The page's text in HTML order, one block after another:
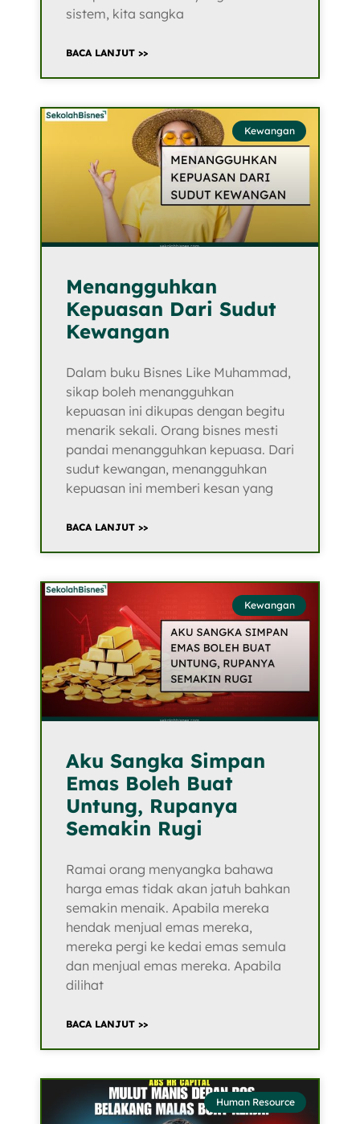
sistem, kita sangka
BACA LANJUT >>
Kewangan
Menangguhkan
Kepuasan Dari Sudut
Kewangan
Dalam buku Bisnes Like Muhammad,
sikap boleh menangguhkan
kepuasan ini dikupas dengan begitu
menarik sekali. Orang bisnes mesti
pandai menangguhkan kepuasa. Dari
sudut kewangan, menangguhkan
kepuasan ini memberi kesan yang
BACA LANJUT >>
Kewangan
Aku Sangka Simpan
Emas Boleh Buat
Untung, Rupanya
Semakin Rugi
Ramai orang menyangka bahawa
harga emas tidak akan jatuh bahkan
semakin menaik. Apabila mereka
hendak menjual emas mereka,
mereka pergi ke kedai emas semula
dan menjual emas mereka. Apabila
dilihat
BACA LANJUT >>
Human Resource